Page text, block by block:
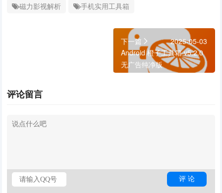
磁力影视解析
手机实用工具箱
下一篇
2025-05-03
Android 橙子工具箱 v5.2.0
无广告纯净版
评论留言